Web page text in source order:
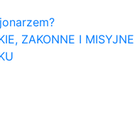
ZAKONNE I MISYJNE